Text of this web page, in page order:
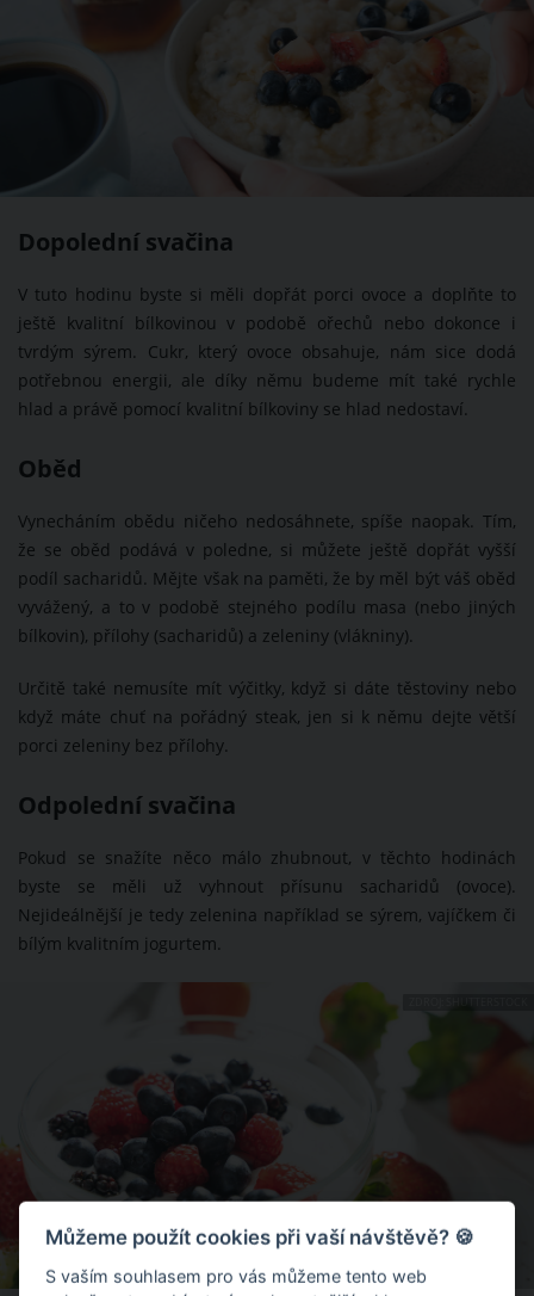
Dopolední svačina
V tuto hodinu byste si měli dopřát porci ovoce a doplňte to
ještě kvalitní bílkovinou v podobě ořechů nebo dokonce i
tvrdým sýrem. Cukr, který ovoce obsahuje, nám sice dodá
potřebnou energii, ale díky němu budeme mít také rychle
hlad a právě pomocí kvalitní bílkoviny se hlad nedostaví.
Oběd
Vynecháním obědu ničeho nedosáhnete, spíše naopak. Tím,
že se oběd podává v poledne, si můžete ještě dopřát vyšší
podíl sacharidů. Mějte však na paměti, že by měl být váš oběd
vyvážený, a to v podobě stejného podílu masa (nebo jiných
bílkovin), přílohy (sacharidů) a zeleniny (vlákniny).
Určitě také nemusíte mít výčitky, když si dáte těstoviny nebo
když máte chuť na pořádný steak, jen si k němu dejte větší
porci zeleniny bez přílohy.
Odpolední svačina
Pokud se snažíte něco málo zhubnout, v těchto hodinách
byste se měli už vyhnout přísunu sacharidů (ovoce).
Nejideálnější je tedy zelenina například se sýrem, vajíčkem či
bílým kvalitním jogurtem.
Můžeme použít cookies při vaší návštěvě? 🍪
S vaším souhlasem pro vás můžeme tento web